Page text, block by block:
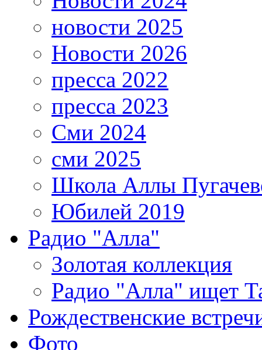
новости 2025
Новости 2026
пресса 2022
пресса 2023
Сми 2024
сми 2025
Школа Аллы
Юбилей 2019
Радио "Алла"
Золотая коллекция
Радио "Алла" ищет
Рождественские
Фото